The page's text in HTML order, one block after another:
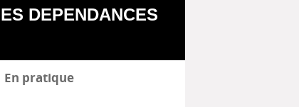
DEPENDANCES
En pratique